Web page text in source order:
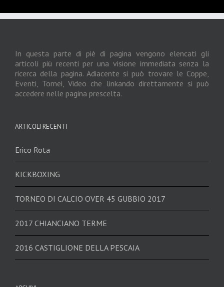
In questa parte di piè di pagina vengono elencati gli
articoli più recenti per una visione immediata senza la
ricerca della pagina. Adiacente si può trovare le Coppe,
Eventi, Tornei, Video che linkando direttamente si può
accedere nelle pagina prescelta.
ARTICOLI RECENTI
Erico Rota
KICKBOXING
TORNEO DI CALCIO OVER 45 GUBBIO 2017
2017 CHIANCIANO TERME
2016 CASTIGLIONE DELLA PESCAIA